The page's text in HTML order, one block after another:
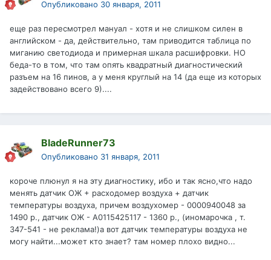
Опубликовано 30 января, 2011
еще раз пересмотрел мануал - хотя и не слишком силен в
английском - да, действительно, там приводится таблица по
миганию светодиода и примерная шкала расшифровки. НО
беда-то в том, что там опять квадратный диагностический
разъем на 16 пинов, а у меня круглый на 14 (да еще из которых
задействовано всего 9)....
BladeRunner73
Опубликовано 31 января, 2011
короче плюнул я на эту диагностику, ибо и так ясно,что надо
менять датчик ОЖ + расходомер воздуха + датчик
температуры воздуха, причем воздухомер - 0000940048 за
1490 р., датчик ОЖ - А0115425117 - 1360 р., (иномарочка , т.
347-541 - не реклама!)а вот датчик температуры воздуха не
могу найти...может кто знает? там номер плохо видно...